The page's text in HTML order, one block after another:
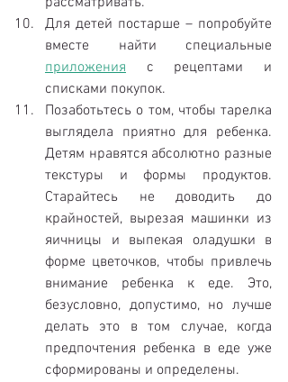
Для детей постарше – попробуйте
приложения с рецептами и
списками покупок.
Позаботьтесь о том, чтобы тарелка
выглядела приятно для ребенка.
Детям нравятся абсолютно разные
текстуры и формы продуктов.
Старайтесь не доводить до
крайностей, вырезая машинки из
яичницы и выпекая оладушки в
форме цветочков, чтобы привлечь
внимание ребенка к еде. Это,
безусловно, допустимо, но лучше
делать это в том случае, когда
предпочтения ребенка в еде уже
сформированы и определены.